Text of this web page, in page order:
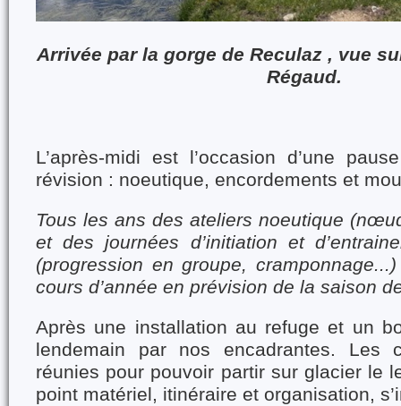
Arrivée par la gorge de Reculaz , vue
Régaud.
L’après-midi est l’occasion d’une
révision : noeutique, encordements et
Tous les ans des ateliers noeutique
et des journées d’initiation et
(progression en groupe,
cours d’année en prévision de la saison
Après une installation au refuge et un
lendemain par nos encadrantes. Les
réunies pour pouvoir partir sur glacier le
point matériel, itinéraire et organisation,